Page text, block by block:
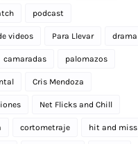
podcast
videos Para Llevar drama
camaradas palomazos
Cris Mendoza
Net Flicks and Chill
cortometraje hit and miss